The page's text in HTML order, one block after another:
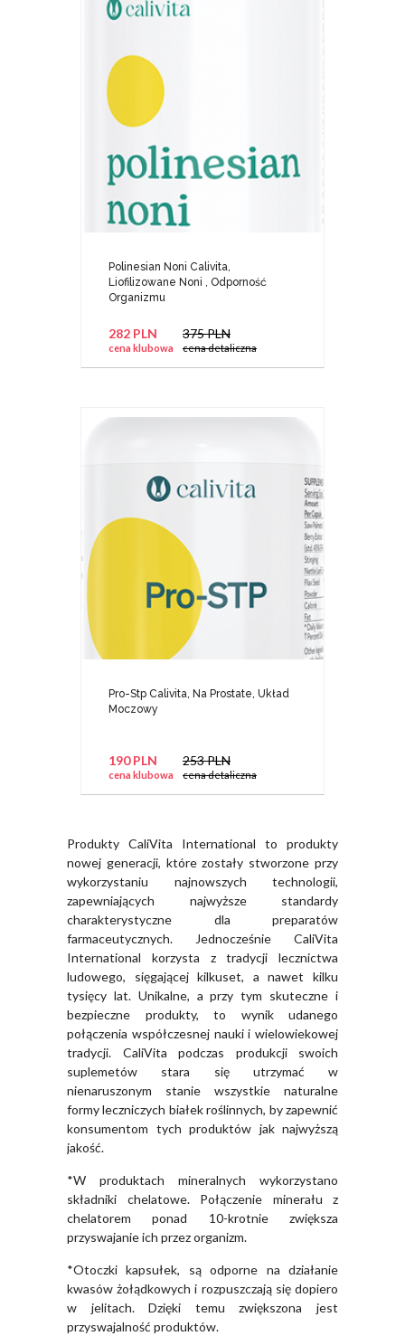
Polinesian Noni Calivita,
Liofilizowane Noni , Odporność
Organizmu
282 PLN
cena klubowa
375 PLN
cena detaliczna
Pro-Stp Calivita, Na Prostate, Układ
Moczowy
190 PLN
cena klubowa
253 PLN
cena detaliczna
Produkty CaliVita International to produkty
nowej generacji, które zostały stworzone przy
wykorzystaniu najnowszych technologii,
zapewniających najwyższe standardy
charakterystyczne dla preparatów
farmaceutycznych. Jednocześnie CaliVita
International korzysta z tradycji lecznictwa
ludowego, sięgającej kilkuset, a nawet kilku
tysięcy lat. Unikalne, a przy tym skuteczne i
bezpieczne produkty, to wynik udanego
połączenia współczesnej nauki i wielowiekowej
tradycji. CaliVita podczas produkcji swoich
suplemetów stara się utrzymać w
nienaruszonym stanie wszystkie naturalne
formy leczniczych białek roślinnych, by zapewnić
konsumentom tych produktów jak najwyższą
jakość.
*W produktach mineralnych wykorzystano
składniki chelatowe. Połączenie minerału z
chelatorem ponad 10-krotnie zwiększa
przyswajanie ich przez organizm.
*Otoczki kapsułek, są odporne na działanie
kwasów żołądkowych i rozpuszczają się dopiero
w jelitach. Dzięki temu zwiększona jest
przyswajalność produktów.